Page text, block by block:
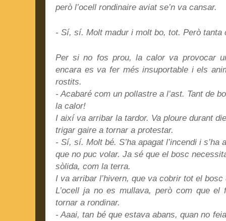
però l’ocell rondinaire aviat se’n va cansar.
- Sí, sí. Molt madur i molt bo, tot. Però tanta
Per si no fos prou, la calor va provocar
encara es va fer més insuportable i els
rostits.
- Acabaré com un pollastre a l’ast. Tant de
la calor!
I així va arribar la tardor. Va ploure durant
trigar gaire a tornar a protestar.
- Sí, sí. Molt bé. S’ha apagat l’incendi i
que no puc volar. Ja sé que el bosc
sòlida, com la terra.
I va arribar l’hivern, que va cobrir tot el bosc
L’ocell ja no es mullava, però com que
tornar a rondinar.
- Aaai, tan bé que estava abans, quan no